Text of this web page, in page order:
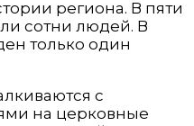
региона. В пяти
сотни людей. В
только один
с
на церковные